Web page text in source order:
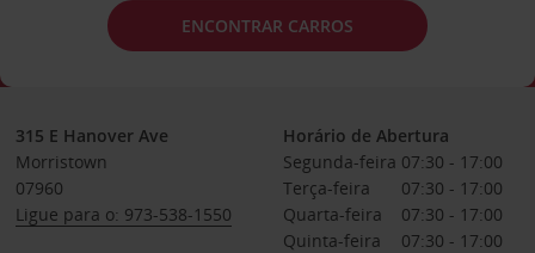
ENCONTRAR CARROS
315 E Hanover Ave
Morristown
07960
Ligue para o: 973-538-1550
Horário de Abertura
Segunda-feira 07:30 - 17:00
Terça-feira
07:30 - 17:00
Quarta-feira
07:30 - 17:00
Quinta-feira
07:30 - 17:00